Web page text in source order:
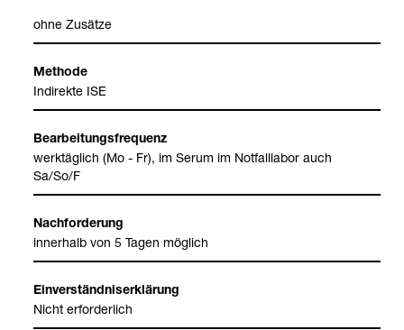
ohne Zusätze
Methode
Indi­rekte ISE
Bear­bei­tungs­fre­quenz
werk­täg­lich (Mo - Fr), im Serum im Not­fall­la­bor auch
Sa/So/F
Nach­for­de­rung
inner­halb von 5 Tagen mög­lich
Ein­ver­ständ­nis­er­klä­rung
Nicht erfor­der­lich